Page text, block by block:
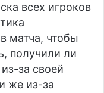
всех игроков
матча, чтобы
получили ли
за своей
же из-за